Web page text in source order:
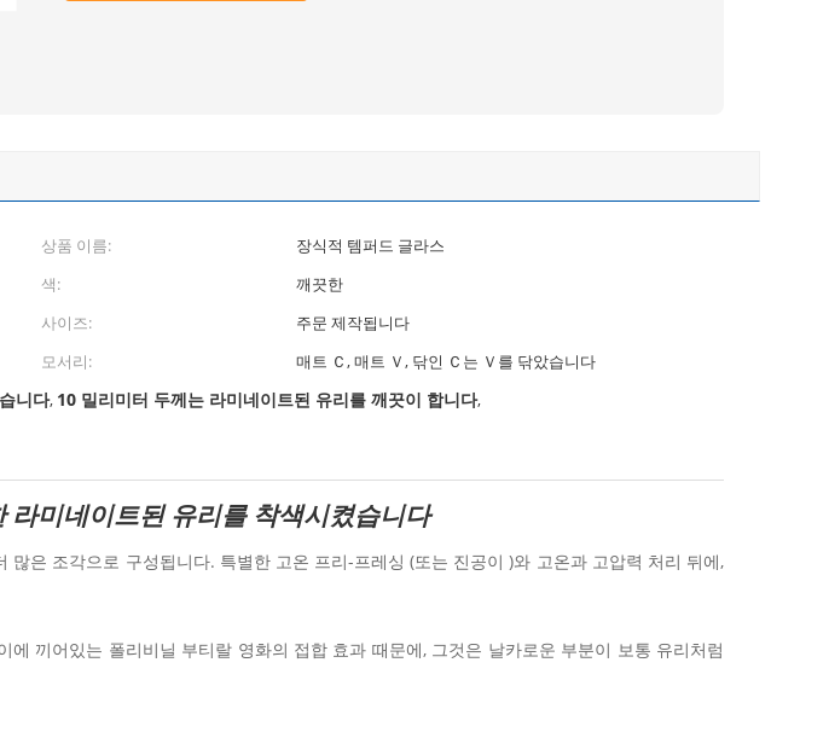
상품 이름:
장식적 템퍼드 글라스
색:
깨끗한
사이즈:
주문 제작됩니다
모서리:
매트 Ｃ, 매트 Ｖ, 닦인 Ｃ는 Ｖ를 닦았습니다
니다, 10 밀리미터 두께는 라미네이트된 유리를 깨끗이 합니다,
미네이트된 유리를 착색시켰습니다
은 조각으로 구성됩니다. 특별한 고온 프리-프레싱 (또는 진공이 )와 고온과 고압력 처리 뒤에,
끼어있는 폴리비닐 부티랄 영화의 접합 효과 때문에, 그것은 날카로운 부분이 보통 유리처럼